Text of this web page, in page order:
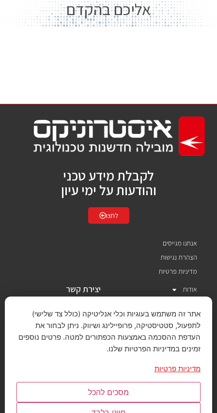
אליכם בהקדם
לקבלת מידע טכני
והודעות על ימי עיון
לחצו
אנחנו מגייסים
הצהרת נגישות
מדיניות פרטיות
אודות
יצרנים מיוצגים
שירותים ותמיכה
אירועים וכנסים
צרו קשר
יצירת קשר
eastronics@easx.co.il
אתר זה משתמש בעוגיות וכלי אנליטיקה (כולל צד שלישי)
לתפעול, סטטיסטיקה, פרופיילינג ושיווק. ניתן לבחור את
העדפת ההסכמה באמצעות הכפתורים למטה. פרטים נוספים
זמינים במדיניות הפרטיות שלנו.
מדיניות פרטיות
מסכים להכל